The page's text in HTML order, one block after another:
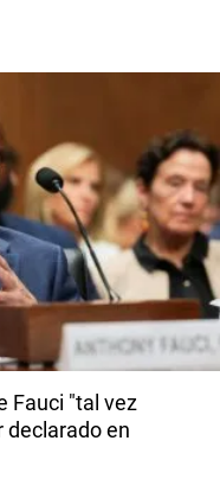
Fauci "tal vez
declarado en